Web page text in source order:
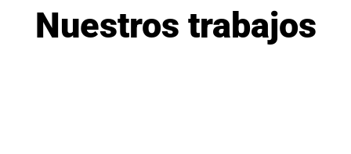
Nuestros trabajos